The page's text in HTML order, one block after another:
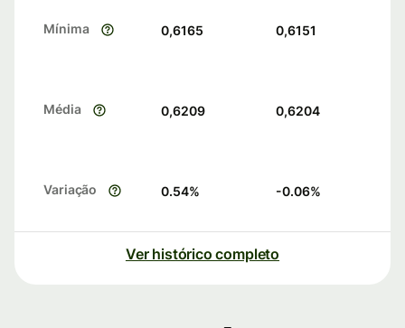
Mínima 0,6165 0,6151
Média 0,6209 0,6204
Variação 0.54% -0.06%
Ver histórico completo